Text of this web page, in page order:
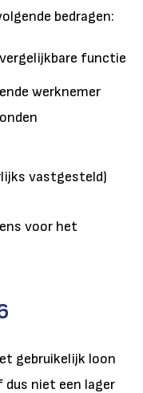
bedragen:
functie
werknemer
vastgesteld)
voor het
gebruikelijk loon
dus niet een lager